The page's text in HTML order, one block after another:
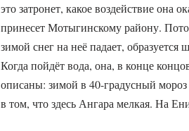
это затронет, какое воздействие
принесет Мотыгинскому району.
зимой снег на неё падает,
Когда пойдёт вода, она, в конце
описаны: зимой в 40-градусный
в том, что здесь Ангара мелкая. На